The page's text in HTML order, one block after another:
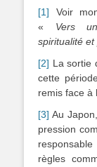
[1] Voir
« Vers
spiritualité et
[2] La sortie
cette
remis face à
[3] Au
pression
règles